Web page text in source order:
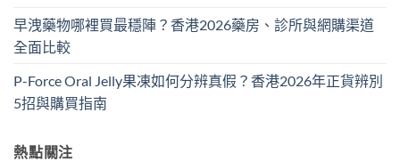
早洩藥物哪裡買最穩陣？香港2026藥房、診所與網購渠道
全面比較
P-Force Oral Jelly果凍如何分辨真假？香港2026年正貨辨別
5招與購買指南
熱點關注